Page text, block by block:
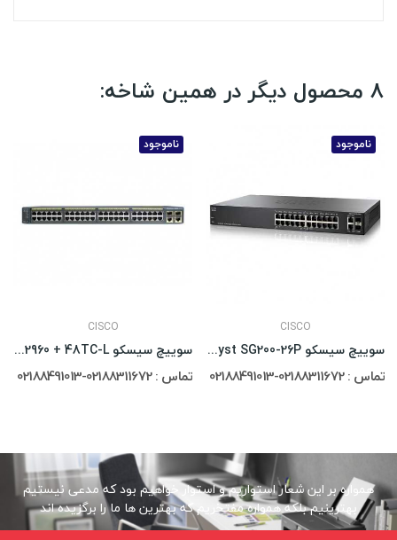
8 محصول دیگر در همین شاخه:
ناموجود
CISCO
سوییچ سیسکو Cisco Catalyst WS-C2960 + 48TC-L
تماس : 02188311672-02188491013
ناموجود
CISCO
سوییچ سیسکو Cisco Catalyst SG200-26P
تماس : 02188311672-02188491013
همواره بر این شعار استواریم و استوار خواهیم بود که مدعی نیستیم
بهترینیم بلکه همواره مفتخریم که بهترین ها ما را برگزیده اند